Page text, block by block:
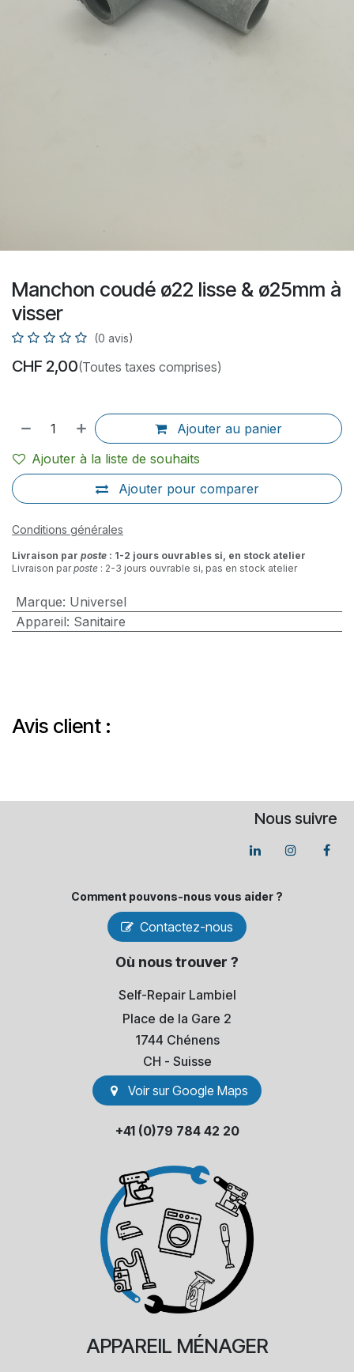
Manchon coudé ø22 lisse & ø25mm à
visser
(0 avis)
CHF 2,00(Toutes taxes comprises)
Ajouter au panier
Ajouter pour comparer
Ajouter à la liste de souhaits
Conditions générales
Livraison par poste : 1-2 jours ouvrables si, en stock atelier
Livraison parposte : 2-3 jours ouvrable si, pas en stock atelier
Marque: Universel
Appareil: Sanitaire
Avis client :
Nous suivre
Comment pouvons-​nous vous aider ?
Contactez-nous
Où nous trouver ?
Self-Repair Lambiel
Place de la Gare 2
1744 Chénens
​CH - Suisse
Voir sur Go​​ogle Maps
+41 (0)79 784 42 20
APPAREIL MÉNAGER